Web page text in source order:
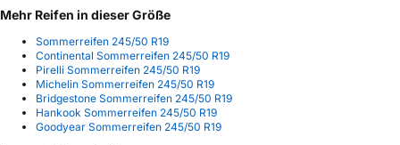
Mehr Reifen in dieser Größe
Sommerreifen 245/50 R19
Continental Sommerreifen 245/50 R19
Pirelli Sommerreifen 245/50 R19
Michelin Sommerreifen 245/50 R19
Bridgestone Sommerreifen 245/50 R19
Hankook Sommerreifen 245/50 R19
Goodyear Sommerreifen 245/50 R19